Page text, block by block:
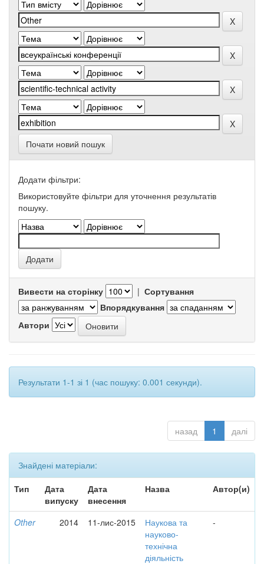
Почати новий пошук
Додати фільтри:
Використовуйте фільтри для уточнення результатів
пошуку.
Вивести на сторінку | Сортування
Впорядкування
Автори
Результати 1-1 зі 1 (час пошуку: 0.001 секунди).
назад 1 далі
Знайдені матеріали:
Тип
Дата
випуску
Дата
внесення
Назва Автор(и)
Other 2014 11-лис-2015
Наукова та
науково-
технічна
діяльність
-